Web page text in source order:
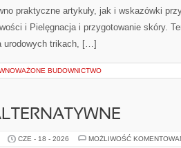
praktyczne artykuły, jak i wskazówki
i Pielęgnacja i przygotowanie skóry.
urodowych trikach, […]
BUDOWNICTWO
CZE - 18 - 2026 MOŻLIWOŚĆ